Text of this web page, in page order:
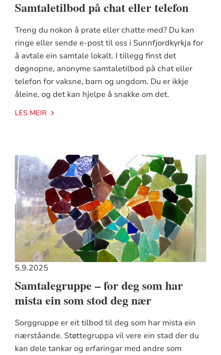
Samtaletilbod på chat eller telefon
Treng du nokon å prate eller chatte med? Du kan
ringe eller sende e-post til oss i Sunnfjordkyrkja for
å avtale ein samtale lokalt. I tillegg finst det
døgnopne, anonyme samtaletilbod på chat eller
telefon for vaksne, barn og ungdom. Du er ikkje
åleine, og det kan hjelpe å snakke om det.
LES MEIR
5.9.2025
Samtalegruppe – for deg som har
mista ein som stod deg nær
Sorggruppe er eit tilbod til deg som har mista ein
nærståande. Støttegruppa vil vere ein stad der du
kan dele tankar og erfaringar med andre som